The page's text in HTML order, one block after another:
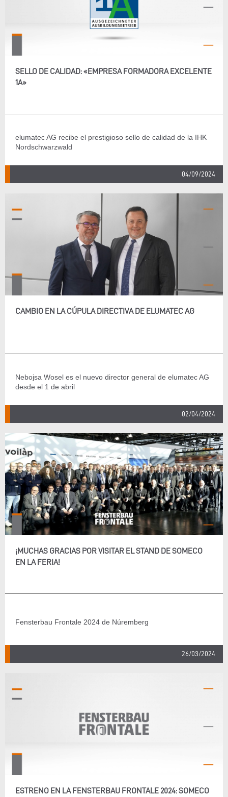
SELLO DE CALIDAD: «EMPRESA FORMADORA EXCELENTE
1A»
elumatec AG recibe el prestigioso sello de calidad de la IHK
Nordschwarzwald
04/09/2024
CAMBIO EN LA CÚPULA DIRECTIVA DE ELUMATEC AG
Nebojsa Wosel es el nuevo director general de elumatec AG
desde el 1 de abril
02/04/2024
¡MUCHAS GRACIAS POR VISITAR EL STAND DE SOMECO
EN LA FERIA!
Fensterbau Frontale 2024 de Núremberg
26/03/2024
ESTRENO EN LA FENSTERBAU FRONTALE 2024: SOMECO